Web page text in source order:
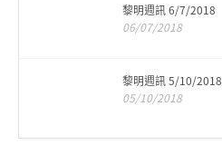
黎明週訊 6/7/2018
06/07/2018
黎明週訊 5/10/2018
05/10/2018